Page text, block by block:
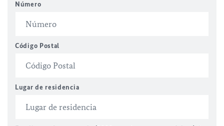
Número
Código Postal
Lugar de residencia